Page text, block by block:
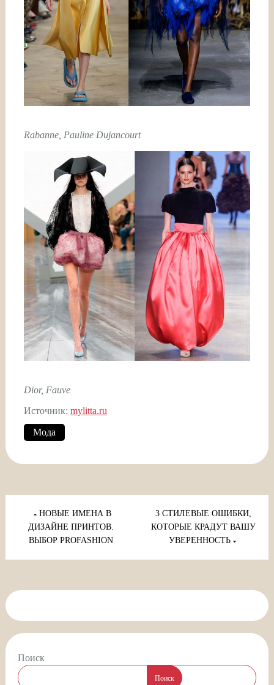
Rabanne, Pauline Dujancourt
Dior, Fauve
Источник: mylitta.ru
Мода
Навигация
записям
НОВЫЕ ИМЕНА В
ДИЗАЙНЕ ПРИНТОВ.
ВЫБОР PROFASHION
3 СТИЛЕВЫЕ ОШИБКИ,
КОТОРЫЕ КРАДУТ ВАШУ
УВЕРЕННОСТЬ
Поиск
Поиск